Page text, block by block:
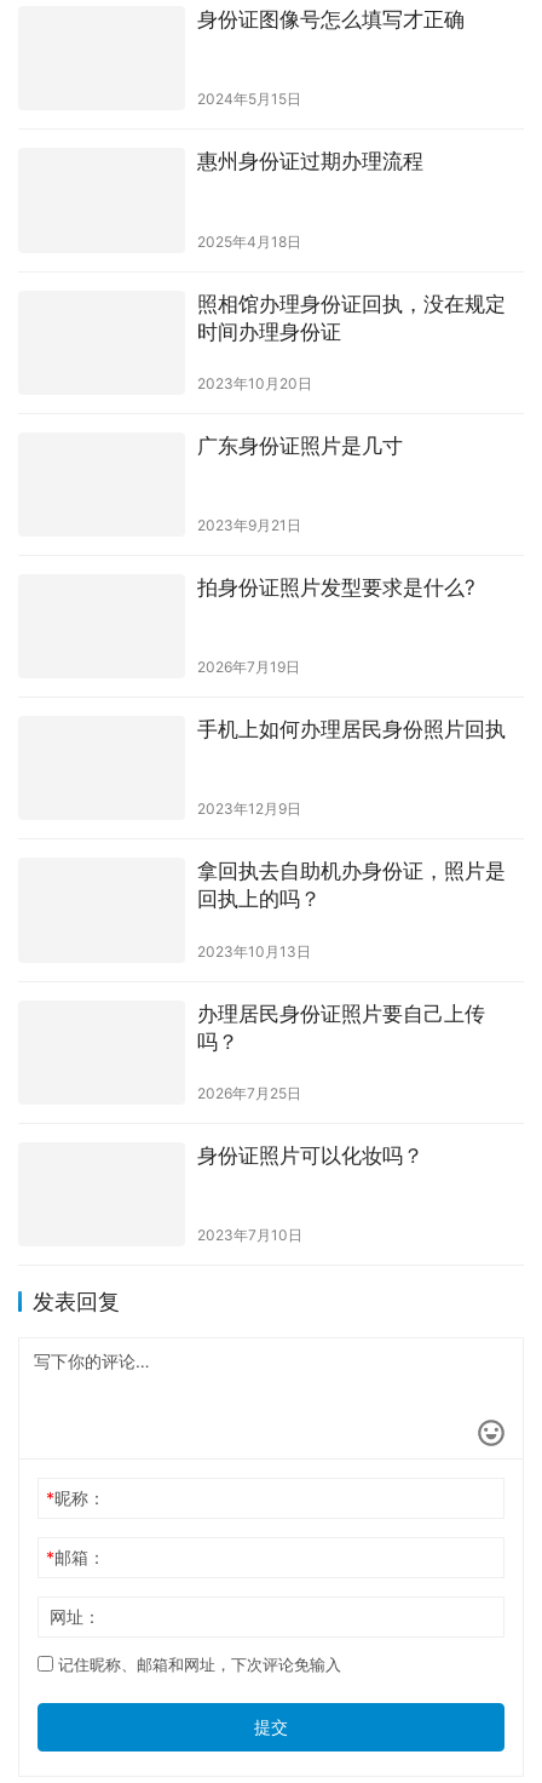
身份证图像号怎么填写才正确
2024年5月15日
惠州身份证过期办理流程
2025年4月18日
照相馆办理身份证回执，没在规定
时间办理身份证
2023年10月20日
广东身份证照片是几寸
2023年9月21日
拍身份证照片发型要求是什么?
2026年7月19日
手机上如何办理居民身份照片回执
2023年12月9日
拿回执去自助机办身份证，照片是
回执上的吗？
2023年10月13日
办理居民身份证照片要自己上传
吗？
2026年7月25日
身份证照片可以化妆吗？
2023年7月10日
发表回复
*昵称：
*邮箱：
网址：
记住昵称、邮箱和网址，下次评论免输入
提交